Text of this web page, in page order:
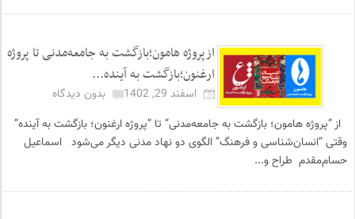
ازپروژه هامون؛بازگشت به جامعه‌مدنی تا پروژه
ارغنون؛بازگشت به آینده...
اسفند 29, 1402
بدون دیدگاه
از “پروژه هامون؛ بازگشت به جامعه‌مدنی“ تا “پروژه ارغنون؛ بازگشت به آینده“
وقتی “انسان‌شناسی و فرهنگ” الگوی دو نهاد مدنی دیگر می‌شود اسماعیل
حسام‌مقدم طراح و...